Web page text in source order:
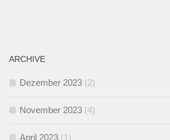
ARCHIVE
Dezember 2023 (2)
November 2023 (4)
April 2023 (1)